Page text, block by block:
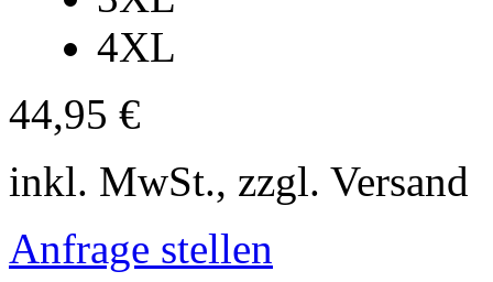
4XL
44,95 €
inkl. MwSt., zzgl. Versand
Anfrage stellen